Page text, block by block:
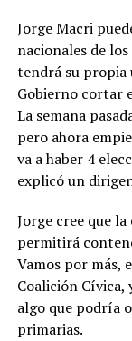
Jorge Macri
nacionales de
tendrá su propia
Gobierno cortar
La semana
pero ahora
va a haber 4
explicó un
Jorge cree que
permitirá
Vamos por más,
Coalición
algo que podría
primarias.